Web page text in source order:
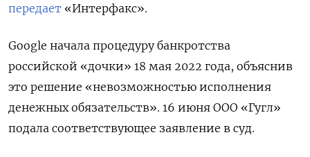
передает «Интерфакс».
Google начала процедуру банкротства
российской «дочки» 18 мая 2022 года, объяснив
это решение «невозможностью исполнения
денежных обязательств». 16 июня ООО «Гугл»
подала соответствующее заявление в суд.